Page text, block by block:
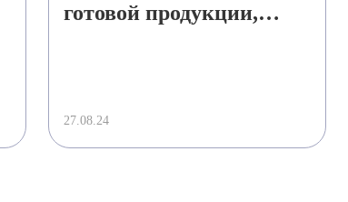
готовой продукции,
27.08.24